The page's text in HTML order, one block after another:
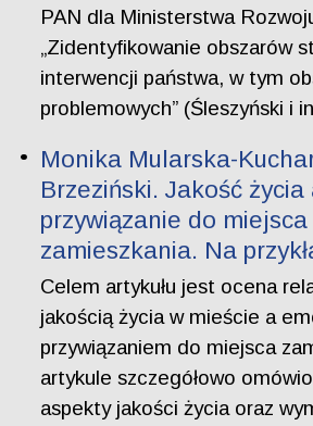
PAN dla Ministerstwa
„Zidentyfikowanie obszarów
interwencji państwa, w tym
problemowych” (Śleszyński i
Monika Mularska-
Brzeziński. Jakość życia
przywiązanie do miejsca
zamieszkania. Na
Celem artykułu jest ocena
jakością życia w mieście a
przywiązaniem do miejsca
artykule szczegółowo
aspekty jakości życia oraz